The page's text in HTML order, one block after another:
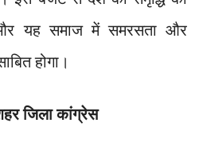
यह समाज में समरसता और
होगा।
जिला कांग्रेस